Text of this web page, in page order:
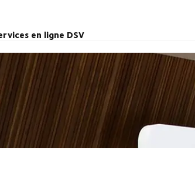
en ligne DSV